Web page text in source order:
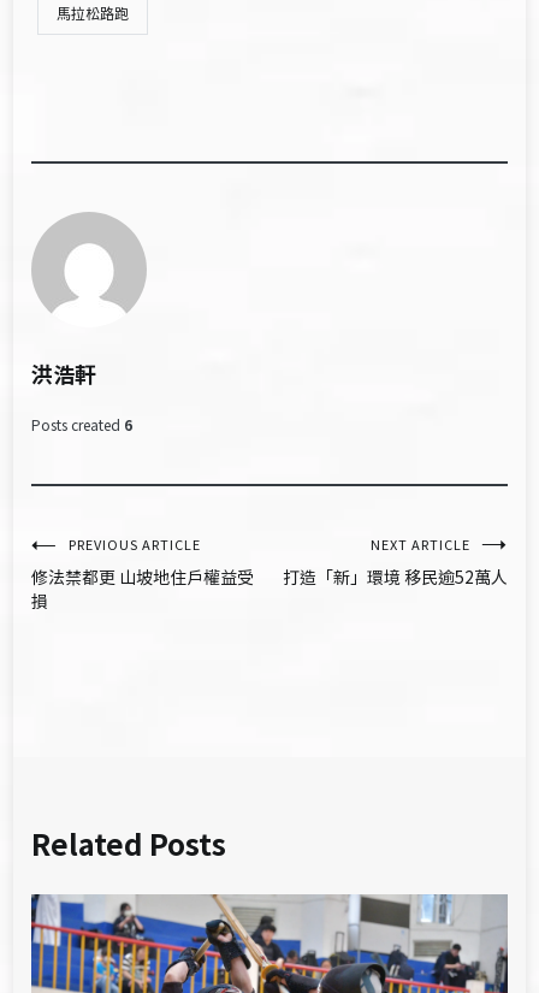
馬拉松路跑
洪浩軒
Posts created 6
文
章
PREVIOUS ARTICLE
修法禁都更 山坡地住戶權益受
損
NEXT ARTICLE
打造「新」環境 移民逾52萬人
Related Posts